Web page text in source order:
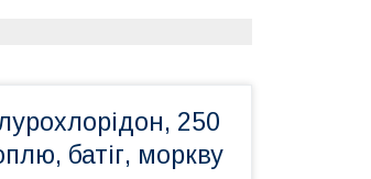
250
батіг, моркву